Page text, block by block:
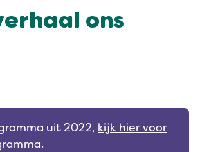
ons
uit 2022, kijk hier voor
.